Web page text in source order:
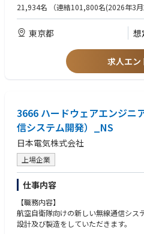
【職務内容】
防空レーダーシステム、高出力エネル
下の何れかのチームの技術担当として
１年程度のプロジェクトマネージャー
ダー、プロジェクトマネージャーとし
・社内グループ（設計、製造、調達、
メント
・協力会社との技術・進捗・コスト調整
・リスク管理、課題解決、変更管理の実
・複数プロジェクトの並行管理（基本
当）
＜チーム構成＞
固定式警戒管制レーダー、移動式警戒
ー、高出力エネルギー装置
（チームメンバーはそれぞれ10名程度
＜経験＞
・防衛省に関わる業務経験
・レーダに関わる開発経験
下記技術領域何れかの知見を有すること
■プロフェッショナル（課長相当）の場
【MUST】
＜経験＞
・中規模以上のプロジェクトで、ハー
こと
・お客様への提案、技術説明などを直
・プロジェクトマネージメント経験
【WANT】
＜経験＞
21,934名 （連結101,800名(2026年3月
東京都 想
求人エン
3666 ハードウェアエンジニ
信システム開発）_NS
日本電気株式会社
上場企業
仕事内容
【職務内容】
航空自衛隊向けの新しい無線通信シス
設計及び製造をしていただきます。